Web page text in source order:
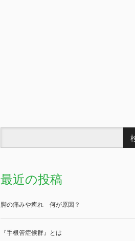
最近の投稿
脚の痛みや痺れ 何が原因？
『手根管症候群』とは